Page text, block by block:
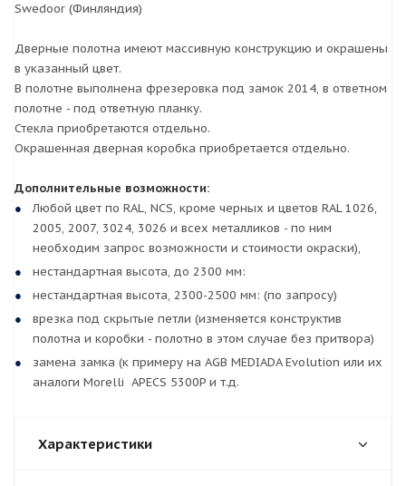
Swedoor (Финляндия)
Дверные полотна имеют массивную конструкцию и окрашены
в указанный цвет.
В полотне выполнена фрезеровка под замок 2014, в ответном
полотне - под ответную планку.
Стекла приобретаются отдельно.
Окрашенная дверная коробка приобретается отдельно.
Дополнительные возможности:
Любой цвет по RAL, NCS, кроме черных и цветов RAL 1026,
2005, 2007, 3024, 3026 и всех металликов - по ним
необходим запрос возможности и стоимости окраски),
нестандартная высота, до 2300 мм:
нестандартная высота, 2300-2500 мм: (по запросу)
врезка под скрытые петли (изменяется конструктив
полотна и коробки - полотно в этом случае без притвора)
замена замка (к примеру на AGB MEDIADA Evolution или их
аналоги Morelli APECS 5300P и т.д.
Характеристики